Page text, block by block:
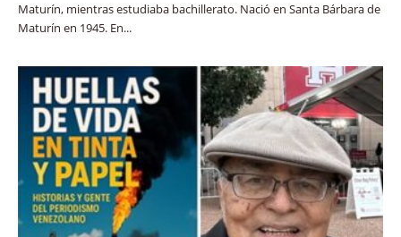
Maturín, mientras estudiaba bachillerato. Nació en Santa Bárbara de
Maturín en 1945. En...